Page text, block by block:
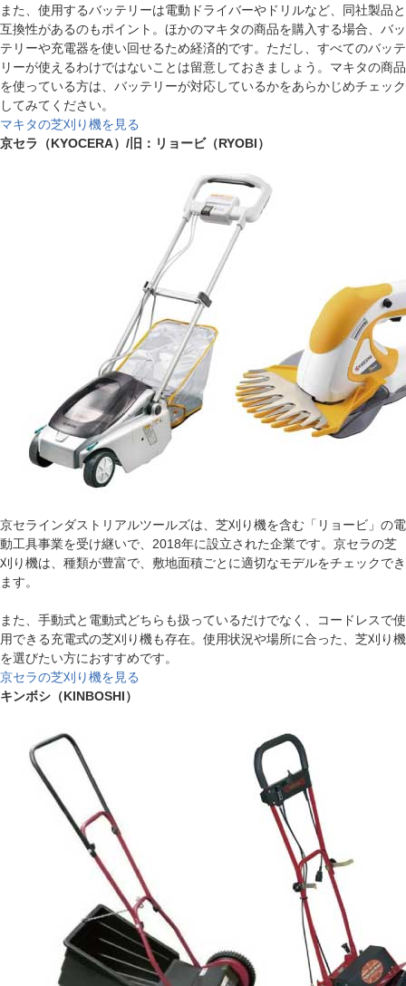
また、使用するバッテリーは電動ドライバーやドリルなど、同社製品と
互換性があるのもポイント。ほかのマキタの商品を購入する場合、バッ
テリーや充電器を使い回せるため経済的です。ただし、すべてのバッテ
リーが使えるわけではないことは留意しておきましょう。マキタの商品
を使っている方は、バッテリーが対応しているかをあらかじめチェック
してみてください。
マキタの芝刈り機を見る
京セラ（KYOCERA）/旧：リョービ（RYOBI）
京セラインダストリアルツールズは、芝刈り機を含む「リョービ」の電
動工具事業を受け継いで、2018年に設立された企業です。京セラの芝
刈り機は、種類が豊富で、敷地面積ごとに適切なモデルをチェックでき
ます。
また、手動式と電動式どちらも扱っているだけでなく、コードレスで使
用できる充電式の芝刈り機も存在。使用状況や場所に合った、芝刈り機
を選びたい方におすすめです。
京セラの芝刈り機を見る
キンボシ（KINBOSHI）